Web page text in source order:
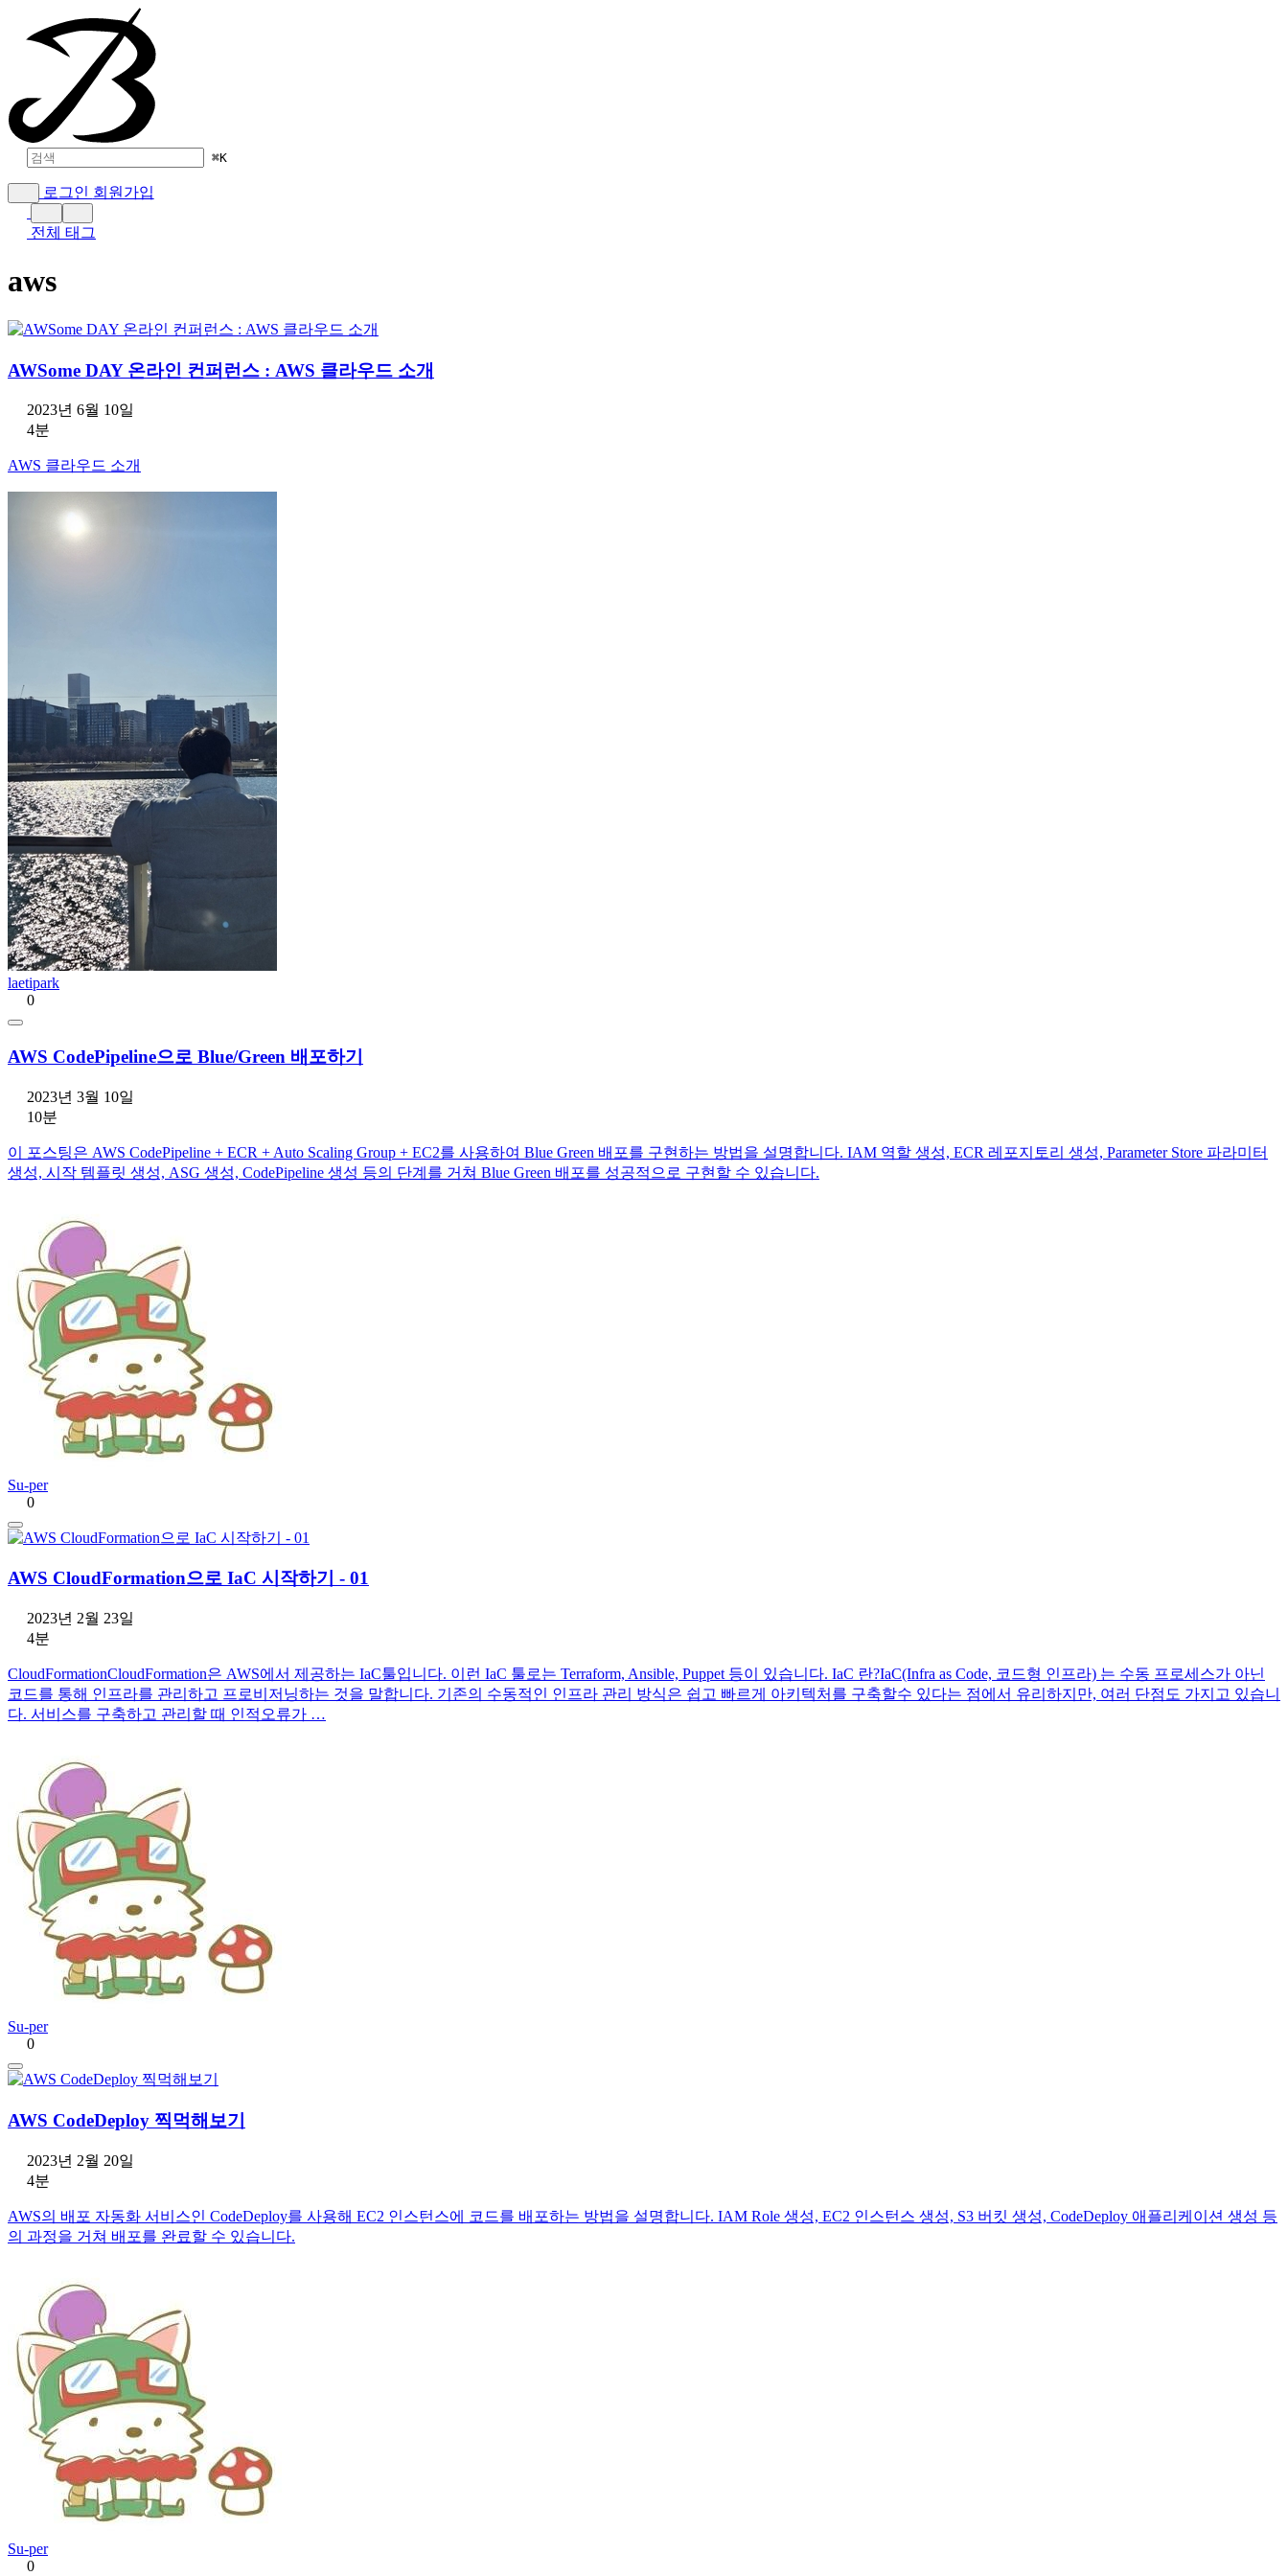
⌘K
로그인 회원가입
전체 태그
aws
AWSome DAY 온라인 컨퍼런스 : AWS 클라우드 소개
2023년 6월 10일
4분
AWS 클라우드 소개
laetipark
0
AWS CodePipeline으로 Blue/Green 배포하기
2023년 3월 10일
10분
이 포스팅은 AWS CodePipeline + ECR + Auto Scaling Group + EC2를 사용하여 Blue Green 배포를 구현하는 방법을 설명합니다. IAM 역할 생성, ECR 레포지토리 생성, Parameter Store 파라미터
생성, 시작 템플릿 생성, ASG 생성, CodePipeline 생성 등의 단계를 거쳐 Blue Green 배포를 성공적으로 구현할 수 있습니다.
Su-per
0
AWS CloudFormation으로 IaC 시작하기 - 01
2023년 2월 23일
4분
CloudFormationCloudFormation은 AWS에서 제공하는 IaC툴입니다. 이런 IaC 툴로는 Terraform, Ansible, Puppet 등이 있습니다. IaC 란?IaC(Infra as Code, 코드형 인프라) 는 수동 프로세스가 아닌
코드를 통해 인프라를 관리하고 프로비저닝하는 것을 말합니다. 기존의 수동적인 인프라 관리 방식은 쉽고 빠르게 아키텍처를 구축할수 있다는 점에서 유리하지만, 여러 단점도 가지고 있습니
다. 서비스를 구축하고 관리할 때 인적오류가 …
Su-per
0
AWS CodeDeploy 찍먹해보기
2023년 2월 20일
4분
AWS의 배포 자동화 서비스인 CodeDeploy를 사용해 EC2 인스턴스에 코드를 배포하는 방법을 설명합니다. IAM Role 생성, EC2 인스턴스 생성, S3 버킷 생성, CodeDeploy 애플리케이션 생성 등
의 과정을 거쳐 배포를 완료할 수 있습니다.
Su-per
0